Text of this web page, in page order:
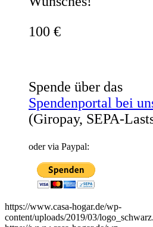
100 €
Spende über das
Spendenportal bei
(Giropay, SEPA-
oder via Paypal:
https://www.casa-hogar.de/wp-
content/uploads/2019/03/